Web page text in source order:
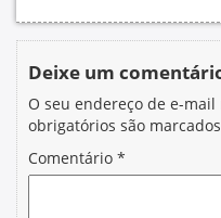
Deixe um
O seu endereço de e-
obrigatórios são
Comentário *